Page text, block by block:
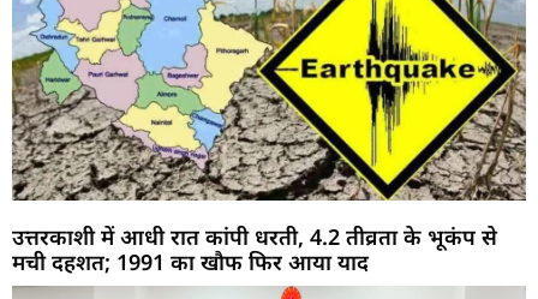
उत्तरकाशी में आधी रात कांपी धरती, 4.2 तीव्रता के भूकंप से
मची दहशत; 1991 का खौफ फिर आया याद